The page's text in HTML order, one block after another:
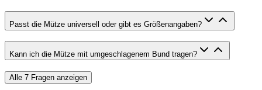
Passt die Mütze universell oder gibt es Größenangaben?
Kann ich die Mütze mit umgeschlagenem Bund tragen?
Alle 7 Fragen anzeigen